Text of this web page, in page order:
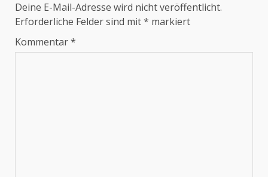
Deine E-Mail-Adresse wird nicht veröffentlicht.
Erforderliche Felder sind mit* markiert
Kommentar*